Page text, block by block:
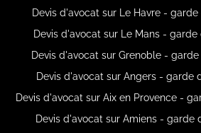
Devis d'avocat sur Le Havre -
Devis d'avocat sur Le Mans -
Devis d'avocat sur Grenoble -
Devis d'avocat sur Angers - garde
Devis d'avocat sur Aix en Provence -
Devis d'avocat sur Amiens - garde